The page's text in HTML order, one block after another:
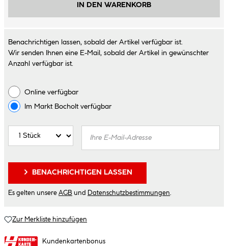
IN DEN WARENKORB
Benachrichtigen lassen, sobald der Artikel verfügbar ist.
Wir senden Ihnen eine E-Mail, sobald der Artikel in gewünschter
Anzahl verfügbar ist.
Online verfügbar
Im Markt Bocholtverfügbar
BENACHRICHTIGEN LASSEN
Es gelten unsere AGB und Datenschutzbestimmungen
Zur Merkliste hinzufügen
Kundenkartenbonus